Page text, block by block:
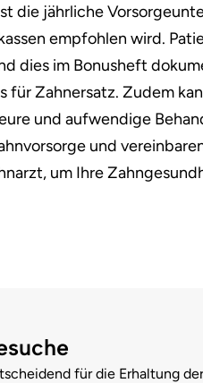
die jährliche
empfohlen wird.
dies im Bonusheft
für Zahnersatz. Zudem
und aufwendige
und
um Ihre
für die Erhaltung der